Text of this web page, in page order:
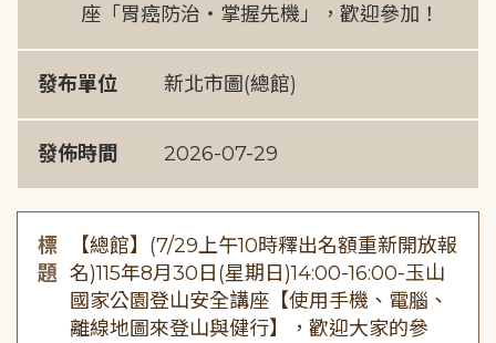
座「胃癌防治・掌握先機」，歡迎參加！
發布單位 新北市圖(總館)
發佈時間 2026-07-29
標
題
【總館】(7/29上午10時釋出名額重新開放報
名)115年8月30日(星期日)14:00-16:00-玉山
國家公園登山安全講座【使用手機、電腦、
離線地圖來登山與健行】，歡迎大家的參